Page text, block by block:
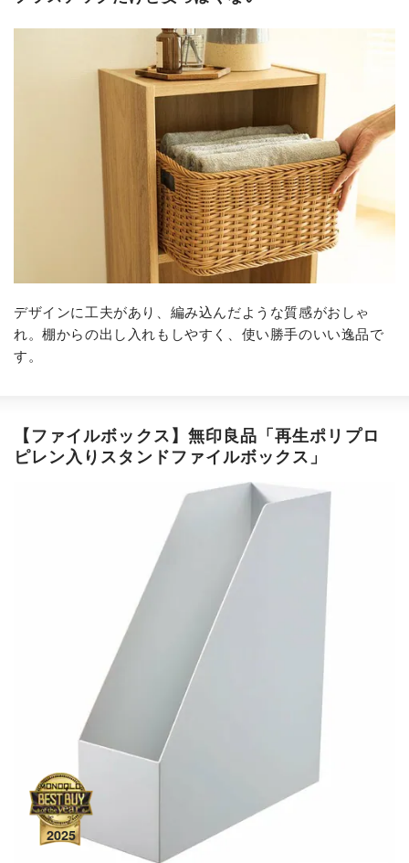
デザインに工夫があり、編み込んだような質感がおしゃ
れ。棚からの出し入れもしやすく、使い勝手のいい逸品で
す。
【ファイルボックス】 無印良品「再生ポリプロ
ピレン入りスタンドファイルボックス」